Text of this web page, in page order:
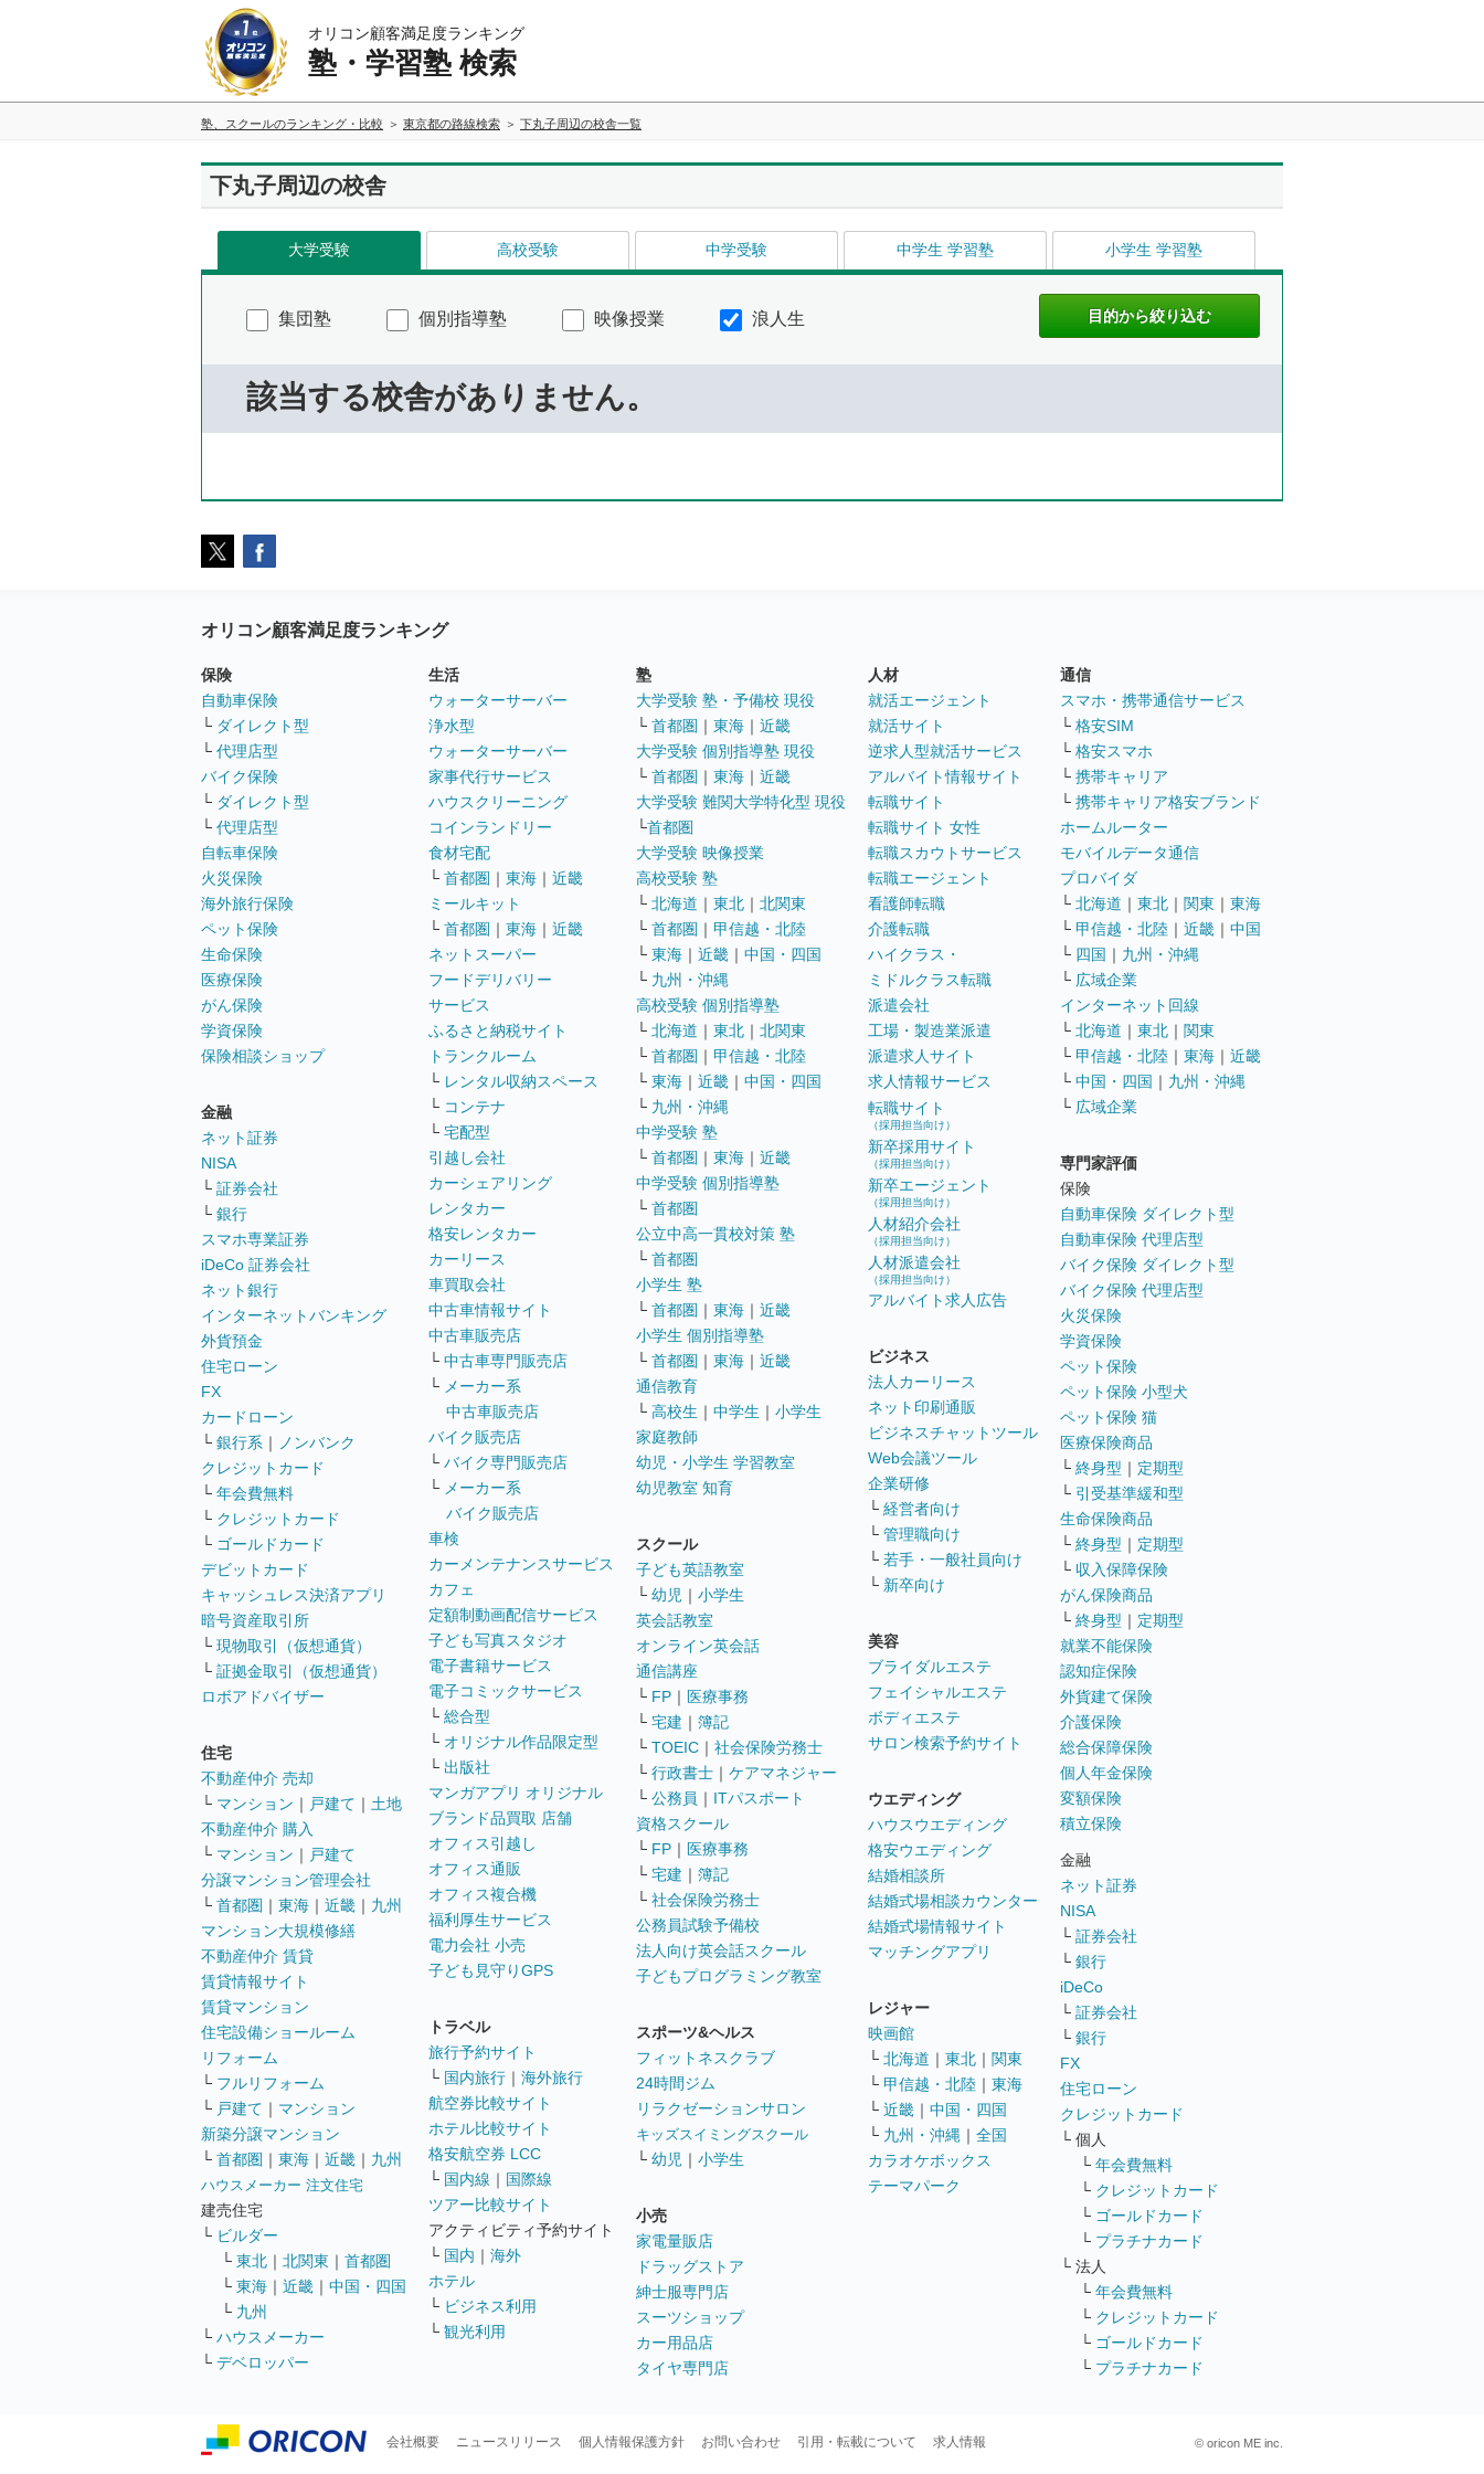
オリコン顧客満足度ランキング
塾・学習塾 検索
塾、スクールのランキング・比較 東京都の路線検索 下丸子周辺の校舎一覧
下丸子周辺の校舎
大学受験 高校受験 中学受験 中学生 学習塾 小学生 学習塾
集団塾 個別指導塾 映像授業 浪人生
該当する校舎がありません。
オリコン顧客満足度ランキング
保険
自動車保険
└ ダイレクト型
└ 代理店型
バイク保険
└ ダイレクト型
└ 代理店型
自転車保険
火災保険
海外旅行保険
ペット保険
生命保険
医療保険
がん保険
学資保険
保険相談ショップ
金融
ネット証券
NISA
└ 証券会社
└ 銀行
スマホ専業証券
iDeCo 証券会社
ネット銀行
インターネットバンキング
外貨預金
住宅ローン
FX
カードローン
└ 銀行系 ｜
ノンバンク
クレジットカード
└ 年会費無料
└ クレジットカード
└ ゴールドカード
デビットカード
キャッシュレス決済アプリ
暗号資産取引所
└ 現物取引（仮想通貨）
└ 証拠金取引（仮想通貨）
ロボアドバイザー
住宅
不動産仲介 売却
└ マンション ｜ 戸建て ｜ 土地
不動産仲介 購入
└ マンション ｜ 戸建て
分譲マンション管理会社
└ 首都圏 ｜ 東海 ｜ 近畿 ｜ 九州
マンション大規模修繕
不動産仲介 賃貸
賃貸情報サイト
賃貸マンション
住宅設備ショールーム
リフォーム
└ フルリフォーム
└ 戸建て ｜ マンション
新築分譲マンション
└ 首都圏 ｜ 東海 ｜ 近畿 ｜ 九州
ハウスメーカー 注文住宅
建売住宅
└ ビルダー
└ 東北 ｜ 北関東 ｜ 首都圏
└ 東海 ｜ 近畿 ｜ 中国・四国
└ 九州
└ ハウスメーカー
└ デベロッパー
生活
ウォーターサーバー
浄水型
ウォーターサーバー
家事代行サービス
ハウスクリーニング
コインランドリー
食材宅配
└ 首都圏 ｜ 東海 ｜ 近畿
ミールキット
└ 首都圏 ｜ 東海 ｜ 近畿
ネットスーパー
フードデリバリー
サービス
ふるさと納税サイト
トランクルーム
└ レンタル収納スペース
└ コンテナ
└ 宅配型
引越し会社
カーシェアリング
レンタカー
格安レンタカー
カーリース
車買取会社
中古車情報サイト
中古車販売店
└ 中古車専門販売店
└ メーカー系
中古車販売店
バイク販売店
└ バイク専門販売店
└ メーカー系
バイク販売店
車検
カーメンテナンスサービス
カフェ
定額制動画配信サービス
子ども写真スタジオ
電子書籍サービス
電子コミックサービス
└ 総合型
└ オリジナル作品限定型
└ 出版社
マンガアプリ オリジナル
ブランド品買取 店舗
オフィス引越し
オフィス通販
オフィス複合機
福利厚生サービス
電力会社 小売
子ども見守りGPS
トラベル
旅行予約サイト
└ 国内旅行 ｜ 海外旅行
航空券比較サイト
ホテル比較サイト
格安航空券 LCC
└ 国内線 ｜ 国際線
ツアー比較サイト
アクティビティ予約サイト
└ 国内 ｜ 海外
ホテル
└ ビジネス利用
└ 観光利用
塾
大学受験 塾・予備校 現役
└ 首都圏 ｜ 東海 ｜ 近畿
大学受験 個別指導塾 現役
└ 首都圏 ｜ 東海 ｜ 近畿
大学受験 難関大学特化型 現役
└首都圏
大学受験 映像授業
高校受験 塾
└ 北海道 ｜ 東北 ｜ 北関東
└ 首都圏 ｜ 甲信越・北陸
└ 東海 ｜ 近畿 ｜ 中国・四国
└ 九州・沖縄
高校受験 個別指導塾
└ 北海道 ｜ 東北 ｜ 北関東
└ 首都圏 ｜ 甲信越・北陸
└ 東海 ｜ 近畿 ｜ 中国・四国
└ 九州・沖縄
中学受験 塾
└ 首都圏 ｜ 東海 ｜ 近畿
中学受験 個別指導塾
└ 首都圏
公立中高一貫校対策 塾
└ 首都圏
小学生 塾
└ 首都圏 ｜ 東海 ｜ 近畿
小学生 個別指導塾
└ 首都圏 ｜ 東海 ｜ 近畿
通信教育
└ 高校生 ｜ 中学生 ｜ 小学生
家庭教師
幼児・小学生 学習教室
幼児教室 知育
スクール
子ども英語教室
└ 幼児 ｜ 小学生
英会話教室
オンライン英会話
通信講座
└ FP ｜ 医療事務
└ 宅建 ｜ 簿記
└ TOEIC ｜ 社会保険労務士
└ 行政書士 ｜ ケアマネジャー
└ 公務員 ｜ ITパスポート
資格スクール
└ FP ｜ 医療事務
└ 宅建 ｜ 簿記
└ 社会保険労務士
公務員試験予備校
法人向け英会話スクール
子どもプログラミング教室
スポーツ&ヘルス
フィットネスクラブ
24時間ジム
リラクゼーションサロン
キッズスイミングスクール
└ 幼児 ｜ 小学生
小売
家電量販店
ドラッグストア
紳士服専門店
スーツショップ
カー用品店
タイヤ専門店
人材
就活エージェント
就活サイト
逆求人型就活サービス
アルバイト情報サイト
転職サイト
転職サイト 女性
転職スカウトサービス
転職エージェント
看護師転職
介護転職
ハイクラス・
ミドルクラス転職
派遣会社
工場・製造業派遣
派遣求人サイト
求人情報サービス
転職サイト
（採用担当向け）
新卒採用サイト
（採用担当向け）
新卒エージェント
（採用担当向け）
人材紹介会社
（採用担当向け）
人材派遣会社
（採用担当向け）
アルバイト求人広告
ビジネス
法人カーリース
ネット印刷通販
ビジネスチャットツール
Web会議ツール
企業研修
└ 経営者向け
└ 管理職向け
└ 若手・一般社員向け
└ 新卒向け
美容
ブライダルエステ
フェイシャルエステ
ボディエステ
サロン検索予約サイト
ウエディング
ハウスウエディング
格安ウエディング
結婚相談所
結婚式場相談カウンター
結婚式場情報サイト
マッチングアプリ
レジャー
映画館
└ 北海道 ｜ 東北 ｜ 関東
└ 甲信越・北陸 ｜ 東海
└ 近畿 ｜ 中国・四国
└ 九州・沖縄 ｜ 全国
カラオケボックス
テーマパーク
通信
スマホ・携帯通信サービス
└ 格安SIM
└ 格安スマホ
└ 携帯キャリア
└ 携帯キャリア格安ブランド
ホームルーター
モバイルデータ通信
プロバイダ
└ 北海道 ｜ 東北 ｜ 関東 ｜ 東海
└ 甲信越・北陸 ｜ 近畿 ｜ 中国
└ 四国 ｜ 九州・沖縄
└ 広域企業
インターネット回線
└ 北海道 ｜ 東北 ｜ 関東
└ 甲信越・北陸 ｜ 東海 ｜ 近畿
└ 中国・四国 ｜ 九州・沖縄
└ 広域企業
専門家評価
保険
自動車保険 ダイレクト型
自動車保険 代理店型
バイク保険 ダイレクト型
バイク保険 代理店型
火災保険
学資保険
ペット保険
ペット保険 小型犬
ペット保険 猫
医療保険商品
└ 終身型 ｜ 定期型
└ 引受基準緩和型
生命保険商品
└ 終身型 ｜ 定期型
└ 収入保障保険
がん保険商品
└ 終身型 ｜ 定期型
就業不能保険
認知症保険
外貨建て保険
介護保険
総合保障保険
個人年金保険
変額保険
積立保険
金融
ネット証券
NISA
└ 証券会社
└ 銀行
iDeCo
└ 証券会社
└ 銀行
FX
住宅ローン
クレジットカード
└ 個人
└ 年会費無料
└ クレジットカード
└ ゴールドカード
└ プラチナカード
└ 法人
└ 年会費無料
└ クレジットカード
└ ゴールドカード
└ プラチナカード
会社概要 ニュースリリース 個人情報保護方針 お問い合わせ 引用・転載について 求人情報 © oricon ME inc.